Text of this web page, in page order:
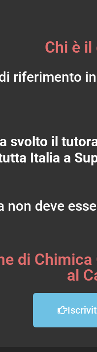
Chi è
riferimento
svolto il
Italia a
non deve
di
al